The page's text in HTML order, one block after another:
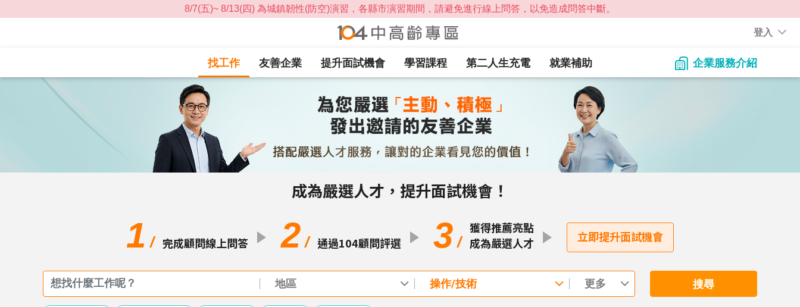
登入
找工作 友善企業 提升面試機會 學習課程 第二人生充電 就業補助 企業服務介紹
成為嚴選人才，提升面試機會！
1 / 完成顧問線上問答 2 / 通過104顧問評選 3 /
獲得推薦亮點
成為嚴選人才
立即提升面試機會
地區 操作/技術 更多 搜尋